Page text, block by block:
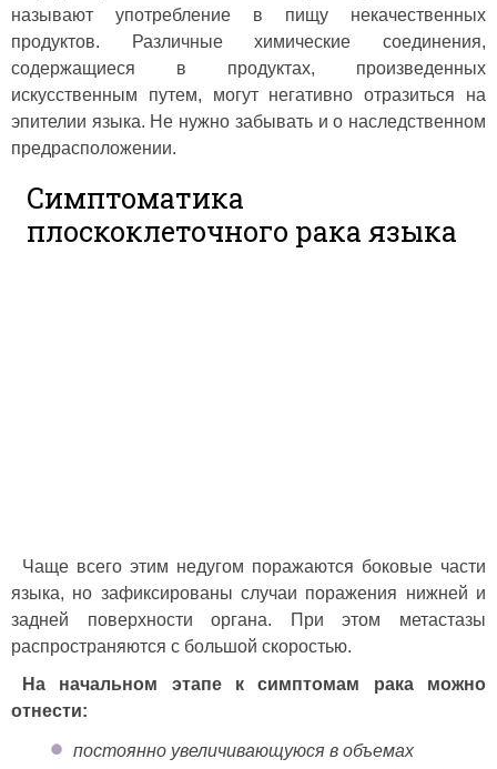
называют употребление в пищу некачественных
продуктов. Различные химические соединения,
содержащиеся в продуктах, произведенных
искусственным путем, могут негативно отразиться на
эпителии языка. Не нужно забывать и о наследственном
предрасположении.
Симптоматика
плоскоклеточного рака языка
Чаще всего этим недугом поражаются боковые части
языка, но зафиксированы случаи поражения нижней и
задней поверхности органа. При этом метастазы
распространяются с большой скоростью.
На начальном этапе к симптомам рака можно
отнести:
постоянно увеличивающуюся в объемах